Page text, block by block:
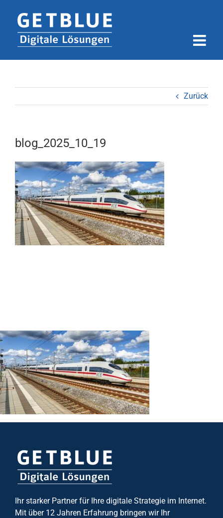
Inhalt
springen
Zurück
blog_2025_10_19
Ihr starker Partner für Ihre digitale Strategie im Internet.
Mit über 12 Jahren Erfahrung bringen wir Ihr